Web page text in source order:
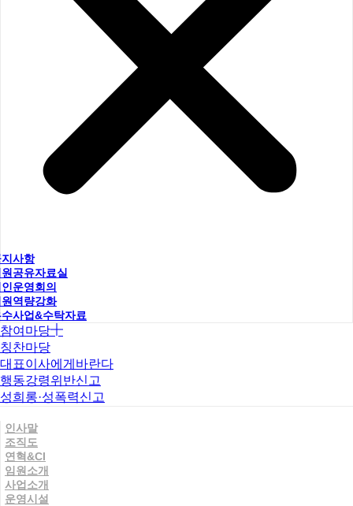
사항
공유자료실
운영회의
역량강화
사업&수탁자료
참여마당
칭찬마당
대표이사에게바란다
행동강령위반신고
성희롱·성폭력신고
인사말
조직도
연혁&CI
임원소개
사업소개
운영시설